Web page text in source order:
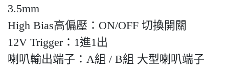
3.5mm
High Bias高偏壓：ON/OFF 切換開關
12V Trigger：1進1出
喇叭輸出端子：A組 / B組 大型喇叭端子